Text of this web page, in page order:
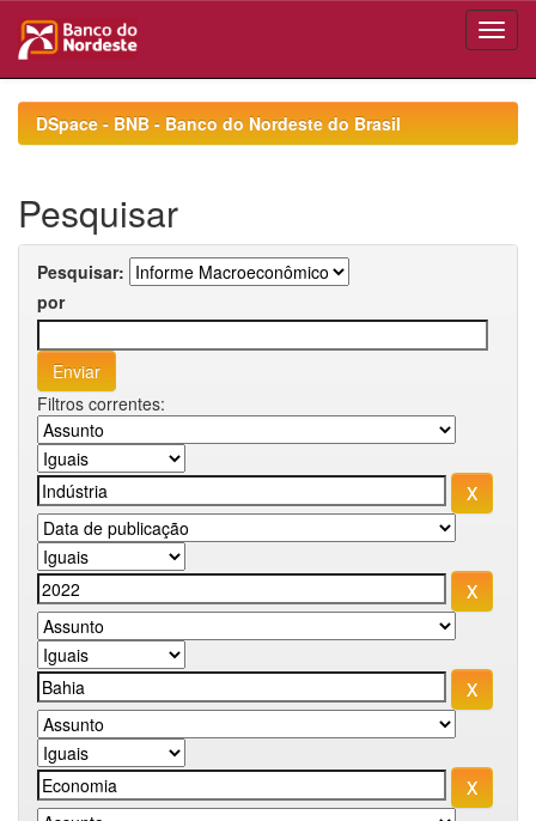
navigationDSpace - BNB - Banco do Nordeste do Brasil
Pesquisar
Pesquisar:
por
Filtros correntes: